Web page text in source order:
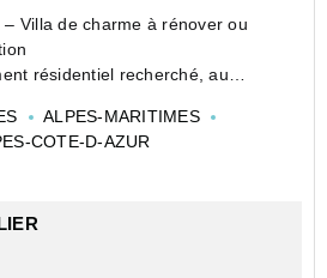
– Villa de charme à rénover ou
résidentiel recherché, au
datant de 1945, implantée
ar...
ALPES-MARITIMES
COTE-D-AZUR